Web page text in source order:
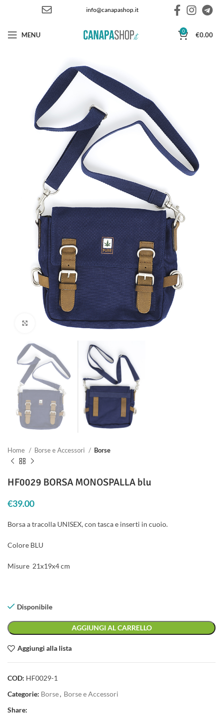
info@canapashop.it
MENU 0 €0.00
Clicca per ingrandire
Home Borse e Accessori Borse
HF0029 BORSA MONOSPALLA blu
€39.00
Borsa a tracolla UNISEX, con tasca e inserti in cuoio.
Colore BLU
Misure 21x19x4 cm
Disponibile
AGGIUNGI AL CARRELLO
Aggiungi alla lista
COD: HF0029-1
Categorie: Borse, Borse e Accessori
Share: